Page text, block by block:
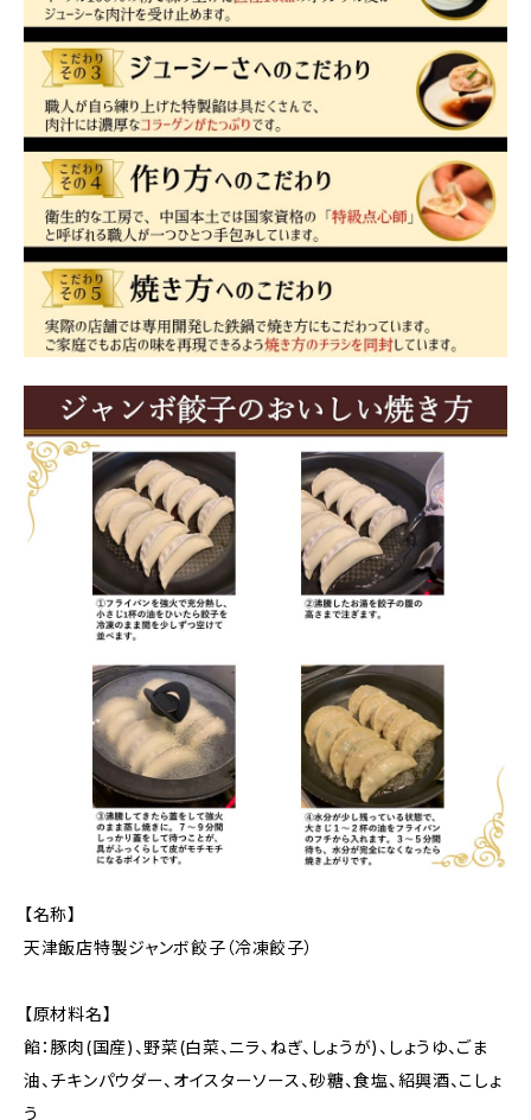
【名称】
天津飯店特製ジャンボ餃子（冷凍餃子）
【原材料名】
餡：豚肉(国産)、野菜(白菜、ニラ、ねぎ、しょうが)、しょうゆ、ごま
油、チキンパウダー、オイスターソース、砂糖、食塩、紹興酒、こしょ
う